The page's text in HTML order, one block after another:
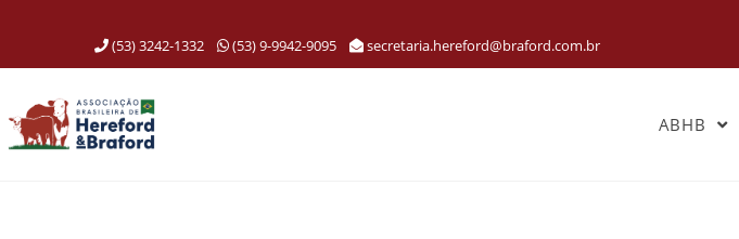
(53) 3242-1332 (53) 9-9942-9095 secretaria.hereford@braford.com.br
ABHB